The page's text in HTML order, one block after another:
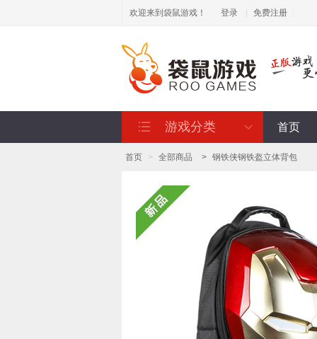
欢迎来到袋鼠游戏！ 登录 免费注册
游戏分类 首页
首页 > 全部商品 > 钢铁侠钢铁盔立体背包